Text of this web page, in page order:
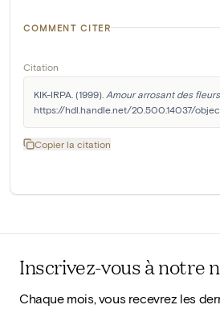
COMMENT CITER
Citation
KIK-IRPA. (1999). Amour arrosant des fleurs
https://hdl.handle.net/20.500.14037/
Copier la citation
Inscrivez-vous à notre
Chaque mois, vous recevrez les